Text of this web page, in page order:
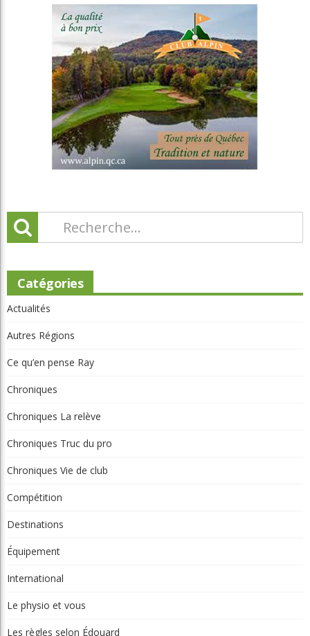
Catégories
Actualités
Autres Régions
Ce qu’en pense Ray
Chroniques
Chroniques La relève
Chroniques Truc du pro
Chroniques Vie de club
Compétition
Destinations
Équipement
International